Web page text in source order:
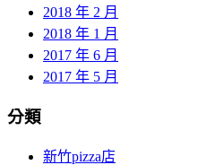
2018 年 2 月
2018 年 1 月
2017 年 6 月
2017 年 5 月
分類
新竹pizza店